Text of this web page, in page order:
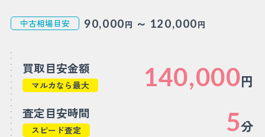
中古相場目安 90,000円 ～ 120,000円
買取目安金額
マルカなら最大 140,000円
査定目安時間
スピード査定 5分